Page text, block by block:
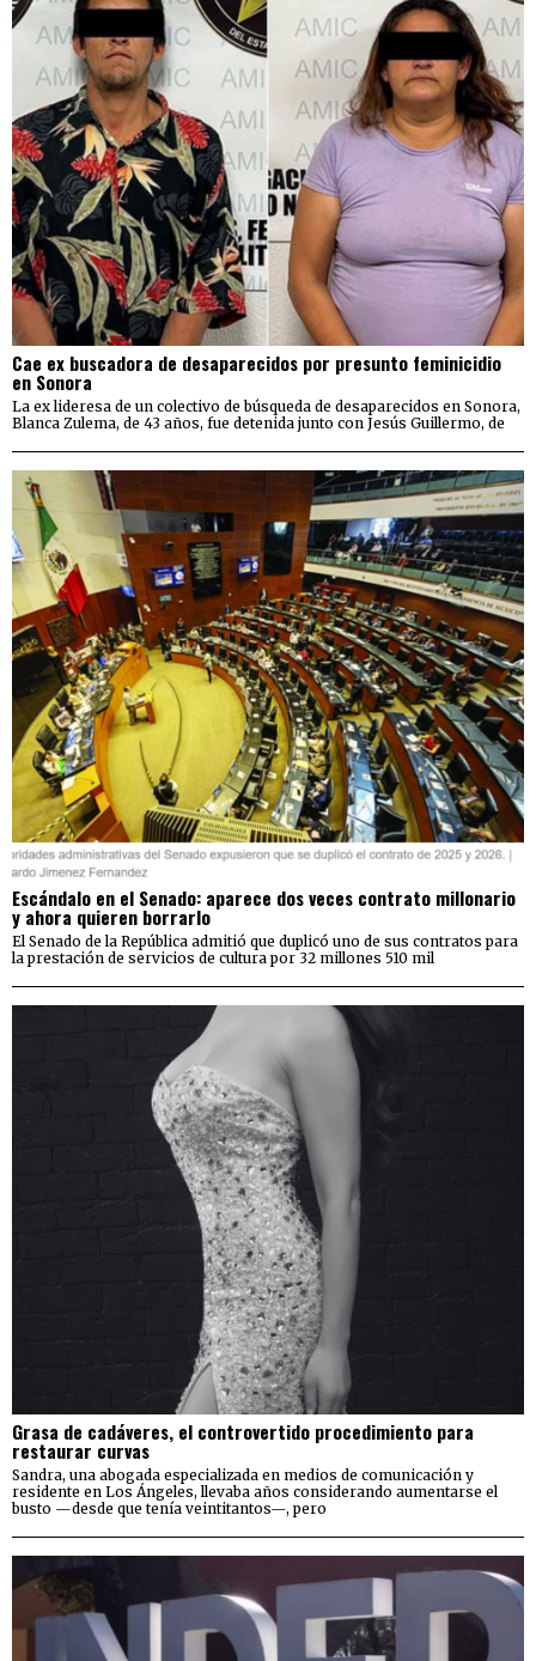
Cae ex buscadora de desaparecidos por presunto feminicidio
en Sonora
La ex lideresa de un colectivo de búsqueda de desaparecidos en Sonora,
Blanca Zulema, de 43 años, fue detenida junto con Jesús Guillermo, de
Escándalo en el Senado: aparece dos veces contrato millonario
y ahora quieren borrarlo
El Senado de la República admitió que duplicó uno de sus contratos para
la prestación de servicios de cultura por 32 millones 510 mil
Grasa de cadáveres, el controvertido procedimiento para
restaurar curvas
Sandra, una abogada especializada en medios de comunicación y
residente en Los Ángeles, llevaba años considerando aumentarse el
busto —desde que tenía veintitantos—, pero